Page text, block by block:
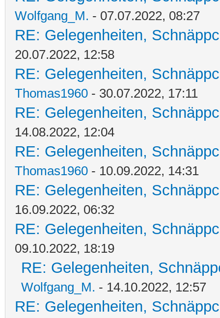
Wolfgang_M. - 07.07.2022, 08:27
RE: Gelegenheiten,
20.07.2022, 12:58
RE: Gelegenheiten,
Thomas1960 - 30.07.2022, 17:11
RE: Gelegenheiten,
14.08.2022, 12:04
RE: Gelegenheiten,
Thomas1960 - 10.09.2022, 14:31
RE: Gelegenheiten,
16.09.2022, 06:32
RE: Gelegenheiten,
09.10.2022, 18:19
RE: Gelegenheiten,
Wolfgang_M. - 14.10.2022, 12:57
RE: Gelegenheiten,